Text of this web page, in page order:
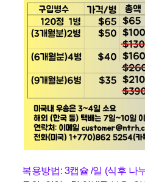
복용방법: 3캡슐 /일 (식후 나